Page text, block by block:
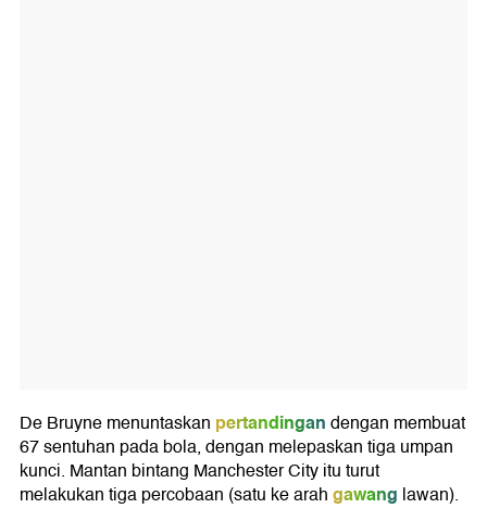
De Bruyne menuntaskan pertandingandengan membuat
67 sentuhan pada bola, dengan melepaskan tiga umpan
kunci. Mantan bintang Manchester City itu turut
melakukan tiga percobaan (satu ke arahgawang lawan).